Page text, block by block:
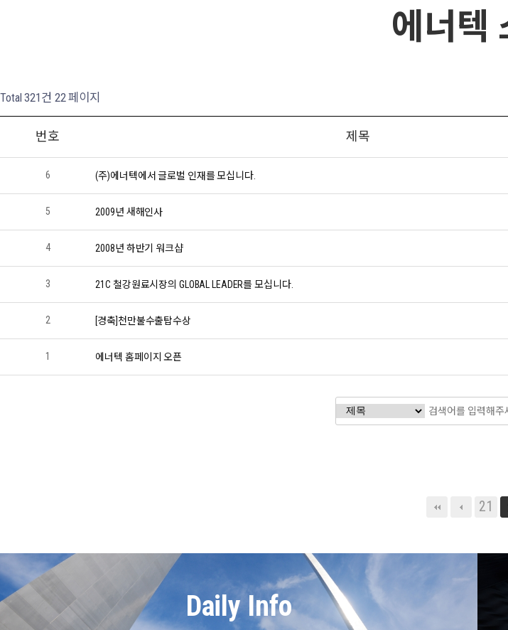
에너텍
Total 321건 22 페이지
번호 제목
6 (주)에너텍에서 글로벌 인재를 모십니다.
5 2009년 새해인사
4 2008년 하반기 워크샵
3 21C 철강원료시장의 GLOBAL LEADER를 모십니다.
2 [경축]천만불수출탑수상
1 에너텍 홈페이지 오픈
21
Daily Info